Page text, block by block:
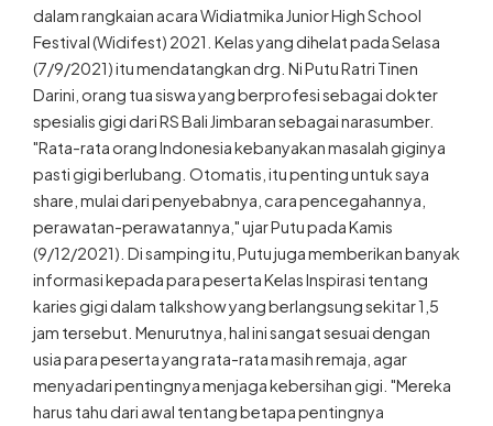
dalam rangkaian acara Widiatmika Junior High School
Festival (Widifest) 2021. Kelas yang dihelat pada Selasa
(7/9/2021) itu mendatangkan drg. Ni Putu Ratri Tinen
Darini, orang tua siswa yang berprofesi sebagai dokter
spesialis gigi dari RS Bali Jimbaran sebagai narasumber.
"Rata-rata orang Indonesia kebanyakan masalah giginya
pasti gigi berlubang. Otomatis, itu penting untuk saya
share, mulai dari penyebabnya, cara pencegahannya,
perawatan-perawatannya," ujar Putu pada Kamis
(9/12/2021). Di samping itu, Putu juga memberikan banyak
informasi kepada para peserta Kelas Inspirasi tentang
karies gigi dalam talkshow yang berlangsung sekitar 1,5
jam tersebut. Menurutnya, hal ini sangat sesuai dengan
usia para peserta yang rata-rata masih remaja, agar
menyadari pentingnya menjaga kebersihan gigi. "Mereka
harus tahu dari awal tentang betapa pentingnya